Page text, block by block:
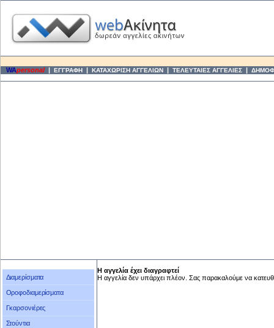
WApersonal | ΕΓΓΡΑΦΗ | ΚΑΤΑΧΩΡΙΣΗ ΑΓΓΕΛΙΩΝ | ΤΕΛΕΥΤΑΙΕΣ ΑΓΓΕΛΙΕΣ |
Διαμερίσματα
Οροφοδιαμερίσματα
Γκαρσονιέρες
Στούντια
Η αγγελία έχει διαγραφτεί
Η αγγελία δεν υπάρχει πλέον. Σας παρακαλούμε να